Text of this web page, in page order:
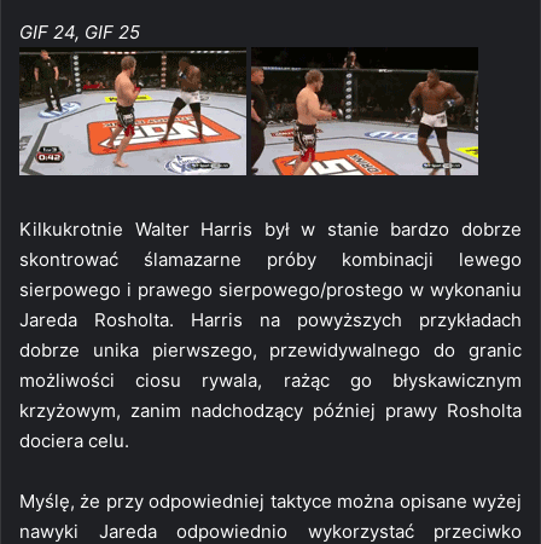
GIF 24, GIF 25
Kilkukrotnie Walter Harris był w stanie bardzo dobrze
skontrować ślamazarne próby kombinacji lewego
sierpowego i prawego sierpowego/prostego w wykonaniu
Jareda Rosholta. Harris na powyższych przykładach
dobrze unika pierwszego, przewidywalnego do granic
możliwości ciosu rywala, rażąc go błyskawicznym
krzyżowym, zanim nadchodzący później prawy Rosholta
dociera celu.
Myślę, że przy odpowiedniej taktyce można opisane wyżej
nawyki Jareda odpowiednio wykorzystać przeciwko